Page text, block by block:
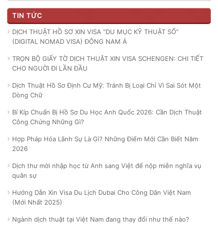
TIN TỨC
DỊCH THUẬT HỒ SƠ XIN VISA “DU MỤC KỸ THUẬT SỐ”
(DIGITAL NOMAD VISA) ĐÔNG NAM Á
TRỌN BỘ GIẤY TỜ DỊCH THUẬT XIN VISA SCHENGEN: CHI TIẾT
CHO NGUỜI ĐI LẦN ĐẦU
Dịch Thuật Hồ Sơ Định Cư Mỹ: Tránh Bị Loại Chỉ Vì Sai Sót Một
Dòng Chữ
Bí Kíp Chuẩn Bị Hồ Sơ Du Học Anh Quốc 2026: Cần Dịch Thuật
Công Chứng Những Gì?
Hợp Pháp Hóa Lãnh Sự Là Gì? Những Điểm Mới Cần Biết Năm
2026
Dịch thư mời nhập học từ Anh sang Việt để nộp miễn nghĩa vụ
quân sự
Hướng Dẫn Xin Visa Du Lịch Dubai Cho Công Dân Việt Nam
(Mới Nhất 2025)
Ngành dịch thuật tại Việt Nam đang thay đổi như thế nào?